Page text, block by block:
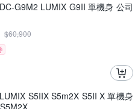
G9M2 LUMIX G9II 單機身 公司
$60,900
S5IIX S5m2X S5II X 單機身